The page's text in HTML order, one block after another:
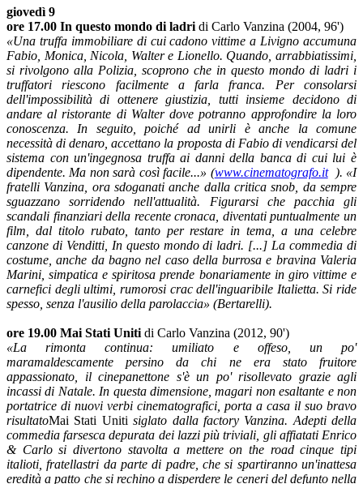
giovedì 9
ore 17.00 In questo mondo di ladri di Carlo Vanzina (2004, 96')
«Una truffa immobiliare di cui cadono vittime a Livigno accumuna
Fabio, Monica, Nicola, Walter e Lionello. Quando, arrabbiatissimi,
si rivolgono alla Polizia, scoprono che in questo mondo di ladri i
truffatori riescono facilmente a farla franca. Per consolarsi
dell'impossibilità di ottenere giustizia, tutti insieme decidono di
andare al ristorante di Walter dove potranno approfondire la loro
conoscenza. In seguito, poiché ad unirli è anche la comune
necessità di denaro, accettano la proposta di Fabio di vendicarsi del
sistema con un'ingegnosa truffa ai danni della banca di cui lui è
dipendente. Ma non sarà così facile...» (www.cinematografo.it
). «I
fratelli Vanzina, ora sdoganati anche dalla critica snob, da sempre
sguazzano sorridendo nell'attualità. Figurarsi che pacchia gli
scandali finanziari della recente cronaca, diventati puntualmente un
film, dal titolo rubato, tanto per restare in tema, a una celebre
canzone di Venditti, In questo mondo di ladri. [...] La commedia di
costume, anche da bagno nel caso della burrosa e bravina Valeria
Marini, simpatica e spiritosa prende bonariamente in giro vittime e
carnefici degli ultimi, rumorosi crac dell'inguaribile Italietta. Si ride
spesso, senza l'ausilio della parolaccia» (Bertarelli).
ore 19.00 Mai Stati Uniti di Carlo Vanzina (2012, 90')
«La rimonta continua: umiliato e offeso, un po'
maramaldescamente persino da chi ne era stato fruitore
appassionato, il cinepanettone s'è un po' risollevato grazie agli
incassi di Natale. In questa dimensione, magari non esaltante e non
portatrice di nuovi verbi cinematografici, porta a casa il suo bravo
risultatoMai Stati Unitisiglato dalla factory Vanzina. Adepti della
commedia farsesca depurata dei lazzi più triviali, gli affiatati Enrico
& Carlo si divertono stavolta a mettere on the road cinque tipi
italioti, fratellastri da parte di padre, che si spartiranno un'inattesa
eredità a patto che si rechino a disperdere le ceneri del defunto nella